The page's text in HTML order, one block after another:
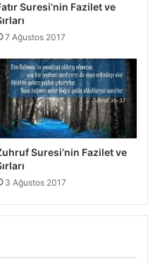
Suresi’nin Fazilet ve
7 Ağustos 2017
Suresi’nin Fazilet ve
3 Ağustos 2017